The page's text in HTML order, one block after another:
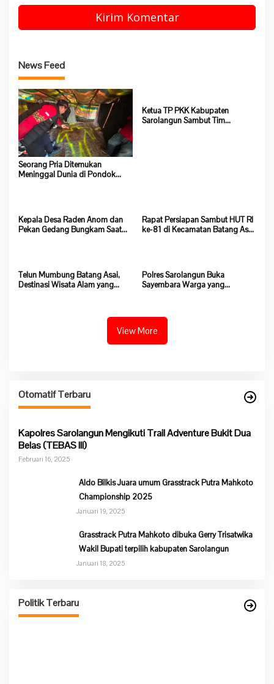
News Feed
Seorang Pria Ditemukan
Meninggal Dunia di Pondok
Ketua TP PKK Kabupaten
Sarolangun Sambut Tim
Kepala Desa Raden Anom dan
Pekan Gedang Bungkam Saat
Rapat Persiapan Sambut HUT RI
ke-81 di Kecamatan Batang Asai
Telun Mumbung Batang Asai,
Destinasi Wisata Alam yang
Polres Sarolangun Buka
Sayembara Warga yang
View More
Otomatif Terbaru
Kapolres Sarolangun Mengikuti Trail Adventure Bukit Dua
Belas (TEBAS III)
Februari 16, 2025
Aldo Bilkis Juara umum Grasstrack Putra Mahkoto
Championship 2025
Januari 19, 2025
Grasstrack Putra Mahkoto dibuka Gerry Trisatwika
Wakil Bupati terpilih kabupaten Sarolangun
Januari 18, 2025
Politik Terbaru
Pengurus Partai Nasdem
Di Berita, Politik